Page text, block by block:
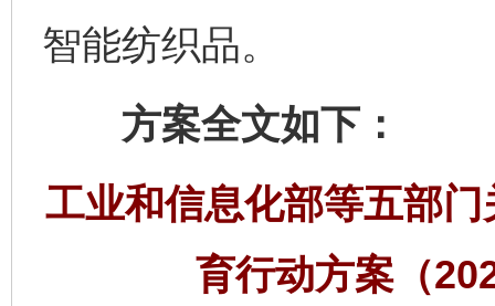
智能纺织品。
方案全文如下：
工业和信息化部等五部
育行动方案（